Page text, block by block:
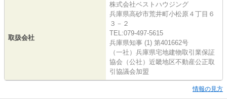
取扱会社
株式会社ベストハウジング
兵庫県高砂市荒井町小松原４丁目６
３－２
TEL:079-497-5615
兵庫県知事 (1) 第401662号
（一社）兵庫県宅地建物取引業保証
協会（公社）近畿地区不動産公正取
引協議会加盟
情報の見方